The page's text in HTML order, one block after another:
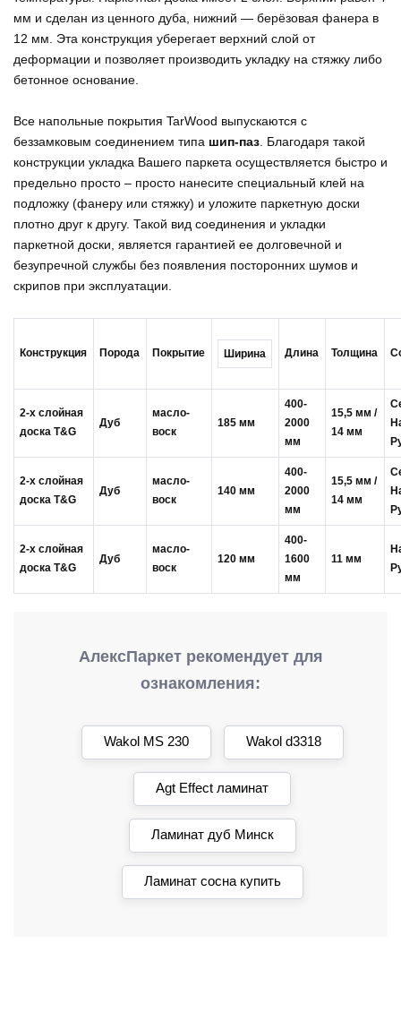
мм и сделан из ценного дуба, нижний — берёзовая фанера в
12 мм. Эта конструкция уберегает верхний слой от
деформации и позволяет производить укладку на стяжку либо
бетонное основание.
Все напольные покрытия TarWood выпускаются с
беззамковым соединением типа шип-паз. Благодаря такой
конструкции укладка Вашего паркета осуществляется быстро и
предельно просто – просто нанесите специальный клей на
подложку (фанеру или стяжку) и уложите паркетную доски
плотно друг к другу. Такой вид соединения и укладки
паркетной доски, является гарантией ее долговечной и
безупречной службы без появления посторонних шумов и
скрипов при эксплуатации.
Конструкция Порода Покрытие Ширина Длина Толщина
2-х слойная
доска T&G
Дуб
масло-
воск
185 мм
400-
2000
мм
15,5 мм /
14 мм
2-х слойная
доска T&G
Дуб
масло-
воск
140 мм
400-
2000
мм
15,5 мм /
14 мм
2-х слойная
доска T&G
Дуб
масло-
воск
120 мм
400-
1600
мм
11 мм
АлексПаркет рекомендует для
ознакомления:
Wakol MS 230 Wakol d3318
Agt Effect ламинат
Ламинат дуб Минск
Ламинат сосна купить